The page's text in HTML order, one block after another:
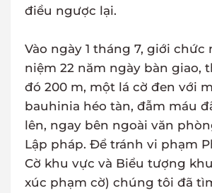
điều ngược lại.
Vào ngày 1 tháng 7, giới chức
niệm 22 năm ngày bàn giao,
đó 200 m, một lá cờ đen với
bauhinia héo tàn, đẫm máu
lên, ngay bên ngoài văn
Lập pháp. Để tránh vi phạm
Cờ khu vực và Biểu tượng
xúc phạm cờ) chúng tôi đã